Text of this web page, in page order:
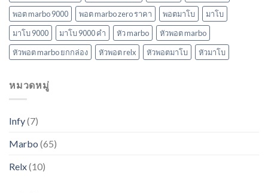
พอต marbo 9000
พอต marbo zero ราคา พอตมาโบ
มาโบ
มาโบ 9000
มาโบ 9000 คํา หัว marbo
หัวพอต marbo
หัวพอต marbo ยกกล่อง
หัวพอต relx หัวพอตมาโบ หัวมาโบ
หมวดหมู่
Infy(7)
Marbo (65)
Relx(10)